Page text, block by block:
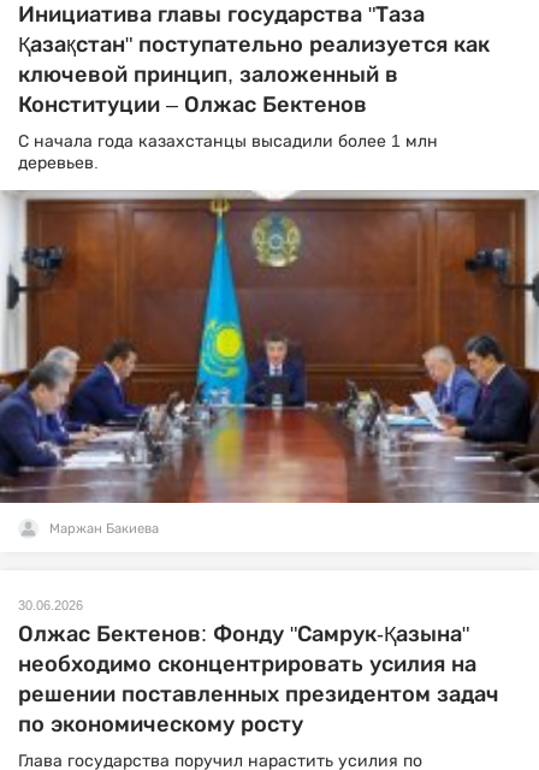
Инициатива главы государства "Таза
Қазақстан" поступательно реализуется как
ключевой принцип, заложенный в
Конституции – Олжас Бектенов
С начала года казахстанцы высадили более 1 млн
деревьев.
Маржан Бакиева
30.06.2026
Олжас Бектенов: Фонду "Самрук-Қазына"
необходимо сконцентрировать усилия на
решении поставленных президентом задач
по экономическому росту
Глава государства поручил нарастить усилия по